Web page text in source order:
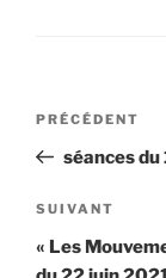
de
l’article
Article
précédent
PRÉCÉDENT
séances du
Article
suivant
SUIVANT
« Les